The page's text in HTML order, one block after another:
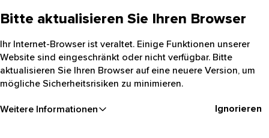
Bitte aktualisieren Sie Ihren Browser
Ihr Internet-Browser ist veraltet. Einige Funktionen unserer
Website sind eingeschränkt oder nicht verfügbar. Bitte
aktualisieren Sie Ihren Browser auf eine neuere Version, um
mögliche Sicherheitsrisiken zu minimieren.
Weitere Informationen Ignorieren